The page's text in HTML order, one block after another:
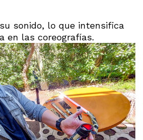
sonido, lo que intensifica
en las coreografías.